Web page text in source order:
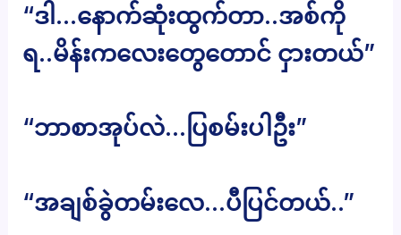
“ဒါ…နောက်ဆုံးထွက်တာ..အစ်ကို
ရ..မိန်းကလေးတွေတောင် ငှားတယ်”
“ဘာစာအုပ်လဲ…ပြစမ်းပါဦး”
“အချစ်ခွဲတမ်းလေ…ပီပြင်တယ်..”